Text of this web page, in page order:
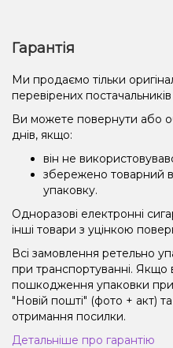
Гарантія
Ми продаємо тільки
перевірених
Ви можете повернути або
днів, якщо:
він не
збережено товарний
упаковку.
Одноразові електронні
інші товари з уцінкою
Всі замовлення ретельно
при транспортуванні. Якщо
пошкодження упаковки при
"Новій пошті" (фото + акт)
отримання посилки.
Детальніше про гарантію